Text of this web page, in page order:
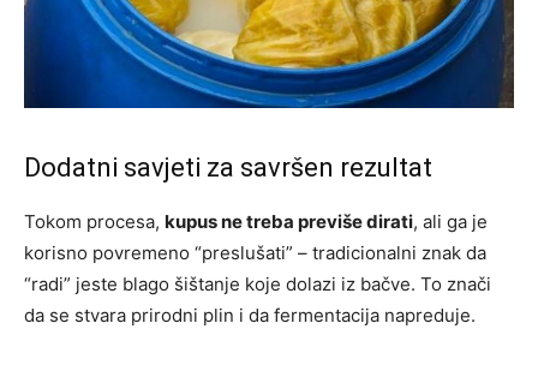
Dodatni savjeti za savršen rezultat
Tokom procesa, kupus ne treba previše dirati, ali ga je
korisno povremeno “preslušati” – tradicionalni znak da
“radi” jeste blago šištanje koje dolazi iz bačve. To znači
da se stvara prirodni plin i da fermentacija napreduje.